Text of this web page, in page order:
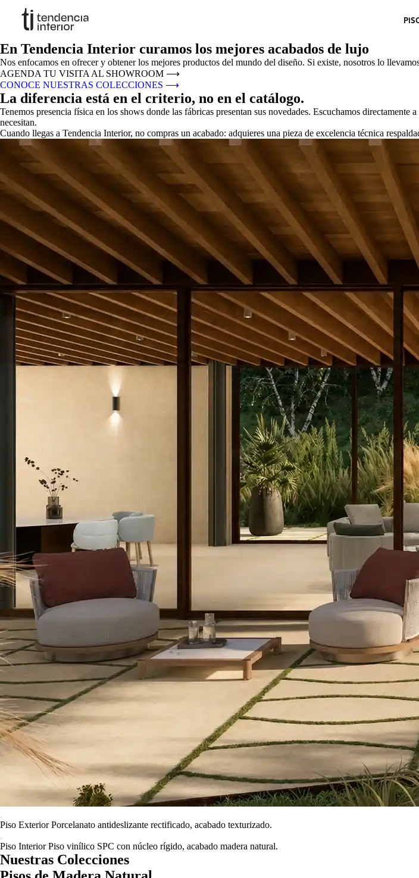
En Tendencia Interior curamos los mejores acabados de lujo
Nos enfocamos en ofrecer y obtener los mejores productos del mundo del diseño. Si existe, nosotros lo
AGENDA TU VISITA AL SHOWROOM ⟶
CONOCE NUESTRAS COLECCIONES ⟶
La diferencia está en el criterio, no en el catálogo.
Tenemos presencia física en los shows donde las fábricas presentan sus novedades. Escuchamos
necesitan.
Cuando llegas a Tendencia Interior, no compras un acabado: adquieres una pieza de excelencia técnica
Piso Exterior Porcelanato antideslizante rectificado, acabado texturizado.
Piso Interior Piso vinílico SPC con núcleo rígido, acabado madera natural.
Nuestras Colecciones